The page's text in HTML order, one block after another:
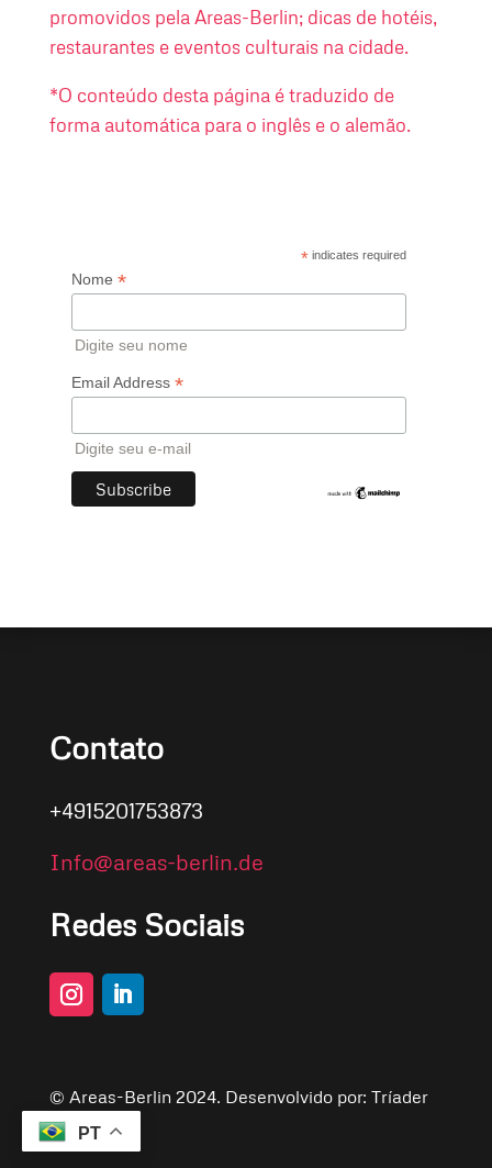
promovidos pela Areas-Berlin; dicas de hotéis,
restaurantes e eventos culturais na cidade.
*O conteúdo desta página é traduzido de
forma automática para o inglês e o alemão.
* indicates required
Nome *
Digite seu nome
Email Address *
Digite seu e-mail
Contato
+4915201753873
Info@areas-berlin.de
Redes Sociais
© Areas-Berlin 2024. Desenvolvido por: Tríader
PT